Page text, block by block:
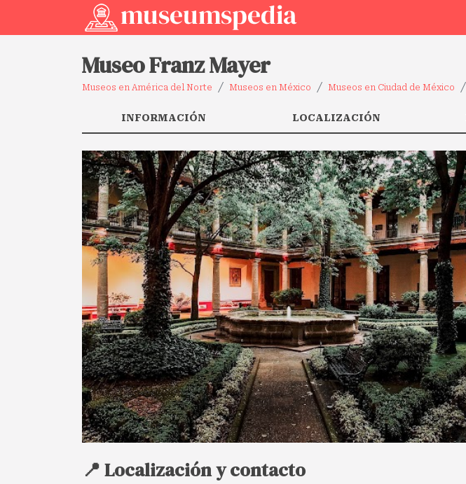
Museo Franz Mayer
Museos en América del Norte Museos en México Museos en Ciudad de México
INFORMACIÓN LOCALIZACIÓN
📍 Localización y contacto